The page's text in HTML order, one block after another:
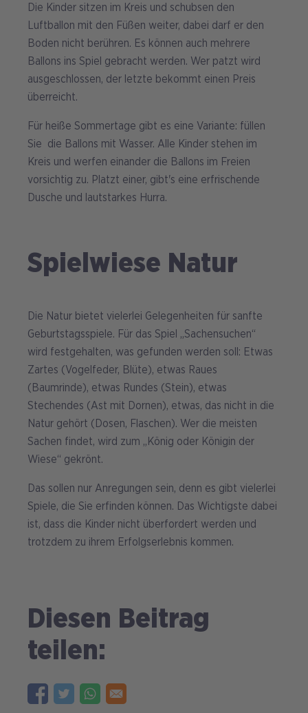
Die Kinder sitzen im Kreis und schubsen den
Luftballon mit den Füßen weiter, dabei darf er den
Boden nicht berühren. Es können auch mehrere
Ballons ins Spiel gebracht werden. Wer patzt wird
ausgeschlossen, der letzte bekommt einen Preis
überreicht.
Für heiße Sommertage gibt es eine Variante: füllen
Sie die Ballons mit Wasser. Alle Kinder stehen im
Kreis und werfen einander die Ballons im Freien
vorsichtig zu. Platzt einer, gibt's eine erfrischende
Dusche und lautstarkes Hurra.
Spielwiese Natur
Die Natur bietet vielerlei Gelegenheiten für sanfte
Geburtstagsspiele. Für das Spiel „Sachensuchen“
wird festgehalten, was gefunden werden soll: Etwas
Zartes (Vogelfeder, Blüte), etwas Raues
(Baumrinde), etwas Rundes (Stein), etwas
Stechendes (Ast mit Dornen), etwas, das nicht in die
Natur gehört (Dosen, Flaschen). Wer die meisten
Sachen findet, wird zum „König oder Königin der
Wiese“ gekrönt.
Das sollen nur Anregungen sein, denn es gibt vielerlei
Spiele, die Sie erfinden können. Das Wichtigste dabei
ist, dass die Kinder nicht überfordert werden und
trotzdem zu ihrem Erfolgserlebnis kommen.
Diesen Beitrag
teilen: